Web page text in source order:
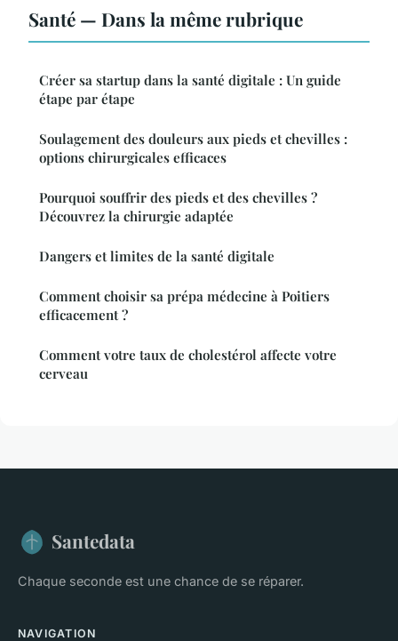
Santé — Dans la même rubrique
Créer sa startup dans la santé digitale : Un guide
étape par étape
Soulagement des douleurs aux pieds et chevilles :
options chirurgicales efficaces
Pourquoi souffrir des pieds et des chevilles ?
Découvrez la chirurgie adaptée
Dangers et limites de la santé digitale
Comment choisir sa prépa médecine à Poitiers
efficacement ?
Comment votre taux de cholestérol affecte votre
cerveau
Santedata
Chaque seconde est une chance de se réparer.
NAVIGATION